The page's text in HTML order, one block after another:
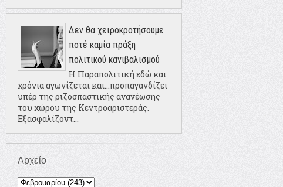
Δεν θα χειροκροτήσουμε
ποτέ καμία πράξη
πολιτικού κανιβαλισμού
Η Παραπολιτική εδώ και
χρόνια αγωνίζεται και...προπαγανδίζει
υπέρ της ριζοσπαστικής ανανέωσης
του χώρου της Κεντροαριστεράς.
Εξασφαλίζοντ...
Αρχείο